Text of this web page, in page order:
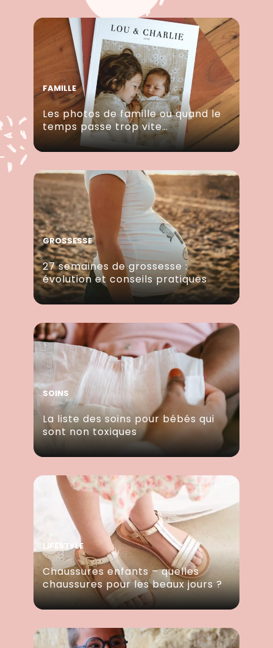
FAMILLE
Les photos de famille ou quand le
temps passe trop vite…
GROSSESSE
27 semaines de grossesse :
évolution et conseils pratiques
SOINS
La liste des soins pour bébés qui
sont non toxiques
LIFESTYLE
Chaussures enfants – quelles
chaussures pour les beaux jours ?